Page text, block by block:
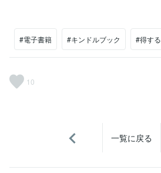
#電子書籍 #キンドルブック #得する
10
一覧に戻る